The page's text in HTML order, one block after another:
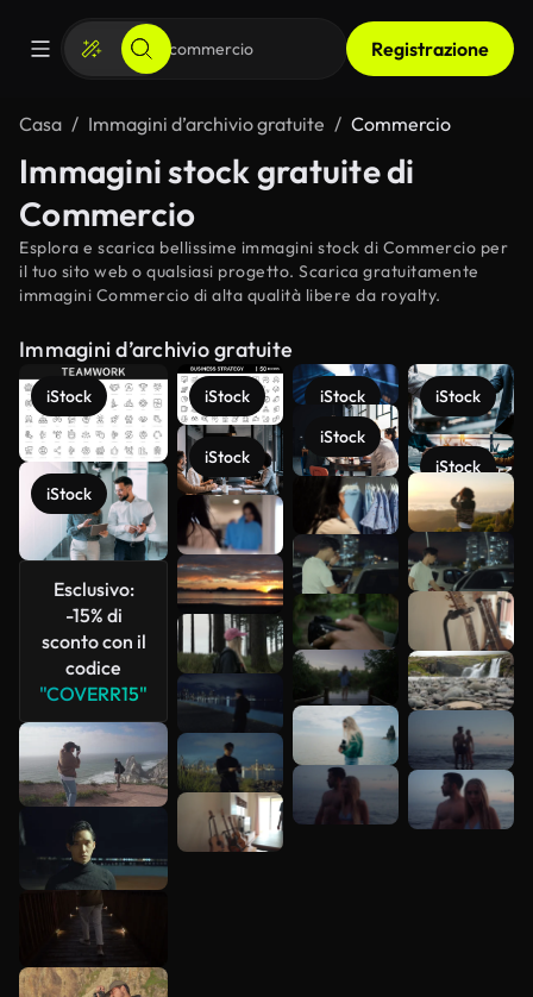
Registrazione
Casa Immagini d’archivio gratuite Commercio
Immagini stock gratuite di
Commercio
Esplora e scarica bellissime immagini stock di Commercio per
il tuo sito web o qualsiasi progetto. Scarica gratuitamente
immagini Commercio di alta qualità libere da royalty.
Immagini d’archivio gratuite
iStock
iStock
Esclusivo:
-15% di
sconto con il
codice
"COVERR15"
iStock
iStock
iStock
iStock
iStock
iStock
Scopri di
più